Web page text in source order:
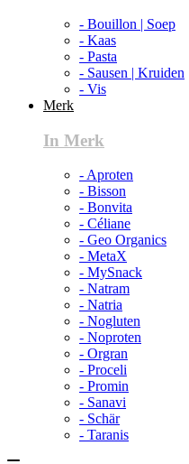
- Bouillon | Soep
- Kaas
- Pasta
- Sausen | Kruiden
- Vis
Merk
In Merk
- Aproten
- Bisson
- Bonvita
- Céliane
- Geo Organics
- MetaX
- MySnack
- Natram
- Natria
- Nogluten
- Noproten
- Orgran
- Proceli
- Promin
- Sanavi
- Schär
- Taranis